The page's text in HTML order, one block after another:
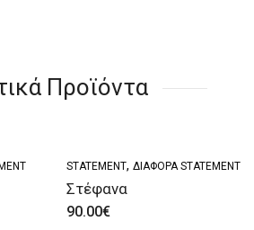
Προϊόντα
STATEMENT, ΔΙΆΦΟΡΑ STATEMENT
Στέφανα
90.00€